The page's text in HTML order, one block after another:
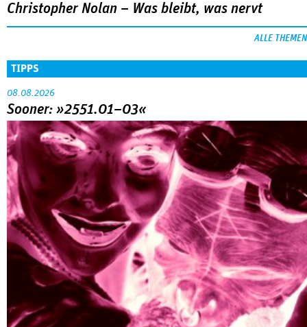
Christopher Nolan – Was bleibt, was nervt
ALLE THEMEN
TIPPS
08.08.2026
Sooner: »2551.01–03«